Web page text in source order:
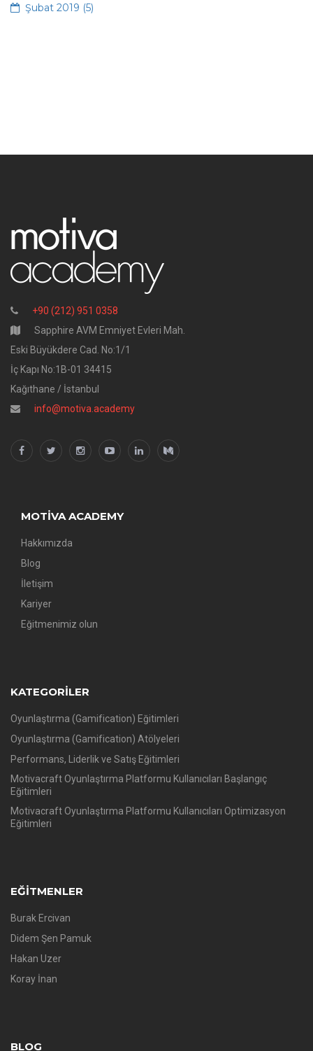
Şubat 2019 (5)
+90 (212) 951 0358
Sapphire AVM Emniyet Evleri Mah.
Eski Büyükdere Cad. No:1/1
İç Kapı No:1B-01 34415
Kağıthane / İstanbul
info@motiva.academy
MOTIVA ACADEMY
Hakkımızda
Blog
İletişim
Kariyer
Eğitmenimiz olun
KATEGORILER
Oyunlaştırma (Gamification) Eğitimleri
Oyunlaştırma (Gamification) Atölyeleri
Performans, Liderlik ve Satış Eğitimleri
Motivacraft Oyunlaştırma Platformu Kullanıcıları Başlangıç
Eğitimleri
Motivacraft Oyunlaştırma Platformu Kullanıcıları Optimizasyon
Eğitimleri
EĞITMENLER
Burak Ercivan
Didem Şen Pamuk
Hakan Uzer
Koray İnan
BLOG